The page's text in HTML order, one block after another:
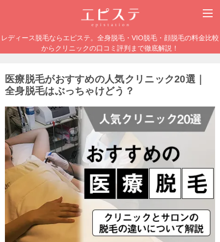
レディース脱毛ならエピステ。全身脱毛・VIO脱毛・顔脱毛の料金比較
からクリニックの口コミ評判まで徹底解説！
医療脱毛がおすすめの人気クリニック20選｜
全身脱毛はぶっちゃけどう？